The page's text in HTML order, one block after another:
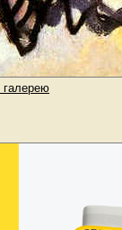
галерею